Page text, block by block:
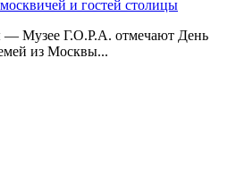
и гостей столицы
Музее Г.О.Р.А. отмечают День
из Москвы...